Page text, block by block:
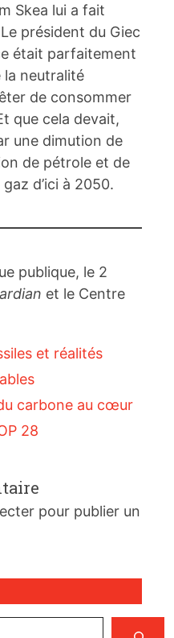
Skea lui a fait
président du Giec
était parfaitement
la neutralité
de consommer
que cela devait,
une dimution de
de pétrole et de
d’ici à 2050.
publique, le 2
et le Centre
et réalités
carbone au cœur
28
pour publier un